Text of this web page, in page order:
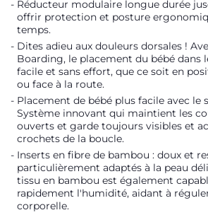
Réducteur modulaire longue durée
offrir protection et posture
temps.
Dites adieu aux douleurs dorsales !
Boarding, le placement du bébé dans
facile et sans effort, que ce soit en
ou face à la route.
Placement de bébé plus facile avec le
Système innovant qui maintient les
ouverts et garde toujours visibles et
crochets de la boucle.
Inserts en fibre de bambou : doux et
particulièrement adaptés à la peau
tissu en bambou est également
rapidement l'humidité, aidant à
corporelle.